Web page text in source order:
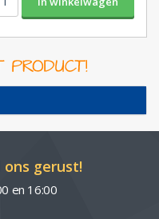
gerust!
en 16:00